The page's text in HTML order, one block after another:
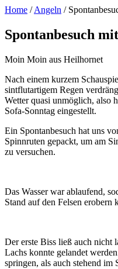
Home /Angeln /
Spontanbesuch
Moin Moin aus Heilhornet
Nach einem kurzem
sintflutartigem Regen
Wetter quasi unmöglich, also
Sofa-Sonntag eingestellt.
Ein Spontanbesuch hat uns
Spinnruten gepackt, um am
zu versuchen.
Das Wasser war ablaufend,
Stand auf den Felsen erobern
Der erste Biss ließ auch nicht
Lachs konnte gelandet
springen, als auch stehend im